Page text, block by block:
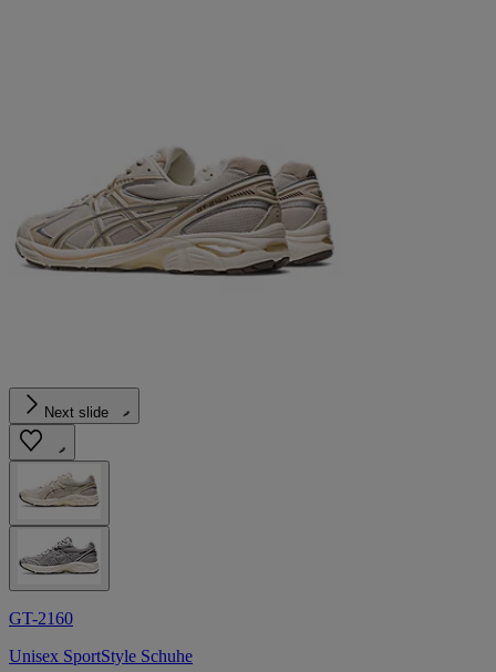
Next slide
GT-2160
Unisex SportStyle Schuhe